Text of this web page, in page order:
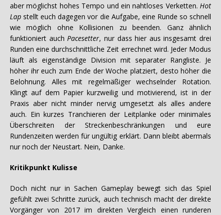
aber möglichst hohes Tempo und ein nahtloses Verketten. Hot
Lap stellt euch dagegen vor die Aufgabe, eine Runde so schnell
wie möglich ohne Kollisionen zu beenden. Ganz ähnlich
funktioniert auchPacesetter, nur dass hier aus insgesamt drei
Runden eine durchschnittliche Zeit errechnet wird. Jeder Modus
läuft als eigenständige Division mit separater Rangliste. Je
höher ihr euch zum Ende der Woche platziert, desto höher die
Belohnung. Alles mit regelmäßiger wechselnder Rotation.
Klingt auf dem Papier kurzweilig und motivierend, ist in der
Praxis aber nicht minder nervig umgesetzt als alles andere
auch. Ein kurzes Tranchieren der Leitplanke oder minimales
Überschreiten der Streckenbeschränkungen und eure
Rundenzeiten werden für ungültig erklärt. Dann bleibt abermals
nur noch der Neustart. Nein, Danke.
Kritikpunkt Kulisse
Doch nicht nur in Sachen Gameplay bewegt sich das Spiel
gefühlt zwei Schritte zurück, auch technisch macht der direkte
Vorgänger von 2017 im direkten Vergleich einen runderen